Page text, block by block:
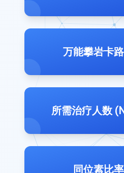
万能攀岩卡
所需治疗人数
同位素比